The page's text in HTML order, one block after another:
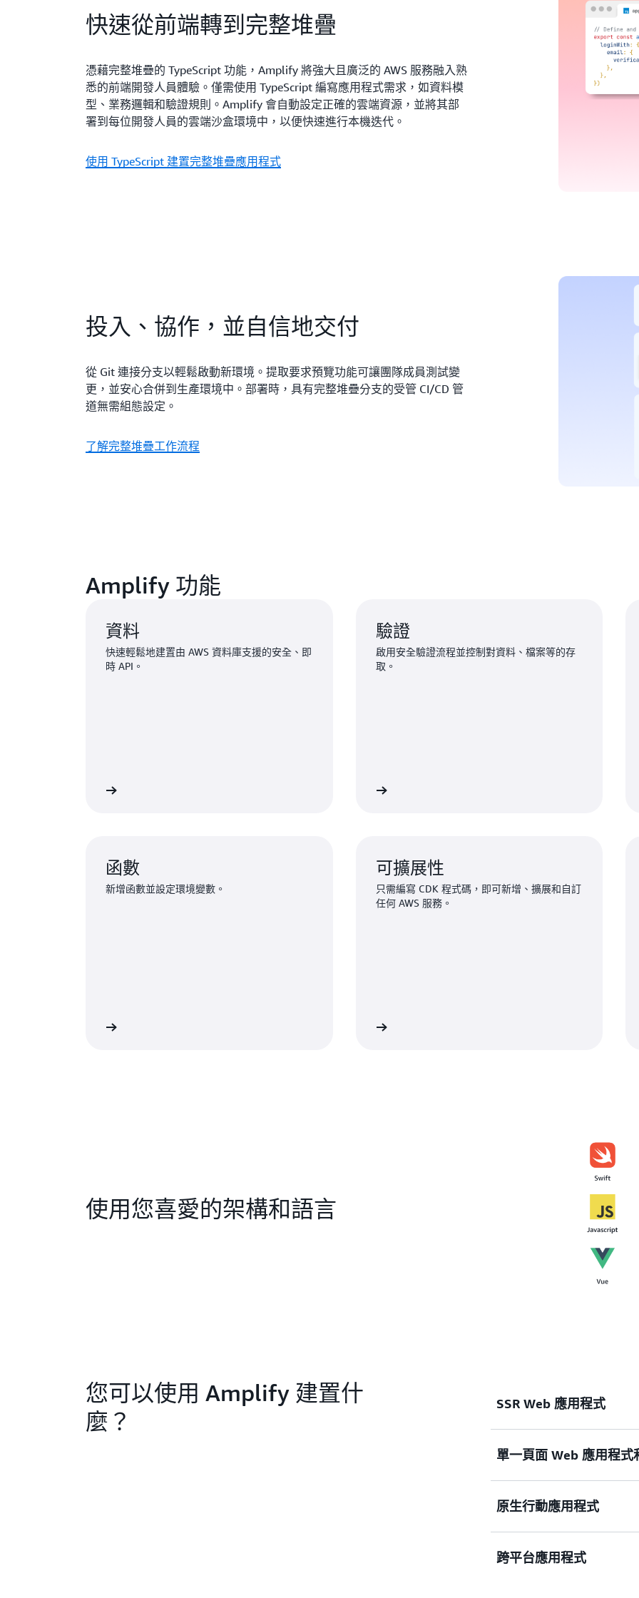
快速從前端轉到完整堆疊
憑藉完整堆疊的 TypeScript 功能，Amplify 將強大且廣泛的 AWS 服務融入熟
悉的前端開發人員體驗。僅需使用 TypeScript 編寫應用程式需求，如資料模
型、業務邏輯和驗證規則。Amplify 會自動設定正確的雲端資源，並將其部
署到每位開發人員的雲端沙盒環境中，以便快速進行本機迭代。
使用 TypeScript 建置完整堆疊應用程式
投入、協作，並自信地交付
從 Git 連接分支以輕鬆啟動新環境。提取要求預覽功能可讓團隊成員測試變
更，並安心合併到生產環境中。部署時，具有完整堆疊分支的受管 CI/CD 管
道無需組態設定。
了解完整堆疊工作流程
Amplify 功能
資料
快速輕鬆地建置由 AWS 資料庫支援的安全、即
時 API。
驗證
啟用安全驗證流程並控制對資料、檔案等的存
取。
函數
新增函數並設定環境變數。
可擴展性
只需編寫 CDK 程式碼，即可新增、擴展和自訂
任何 AWS 服務。
使用您喜愛的架構和語言
您可以使用 Amplify 建置什
麼？
SSR Web 應用程式
及進行 SEO。使用
軟體保護的驗證實作伺服
單一頁面 Web 應用程式
各地的 AWS 內容交付網
和資料的完整堆疊邏輯。
原生行動應用程式
立具有身分驗證、資料、
跨平台應用程式